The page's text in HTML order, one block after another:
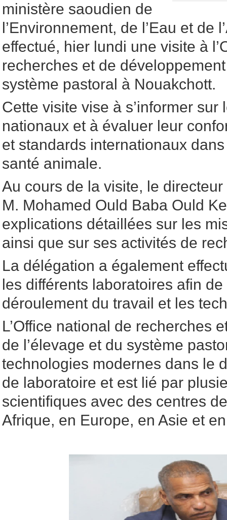
ministère saoudien de
l’Environnement, de l’Eau et de
effectué, hier lundi une visite à
recherches et de
système pastoral à Nouakchott.
Cette visite vise à s’informer sur
nationaux et à évaluer leur
et standards internationaux
santé animale.
Au cours de la visite, le directeur
M. Mohamed Ould Baba Ould
explications détaillées sur les
ainsi que sur ses activités de
La délégation a également
les différents laboratoires afin de
déroulement du travail et les
L’Office national de recherches
de l’élevage et du système
technologies modernes dans le
de laboratoire et est lié par
scientifiques avec des centres
Afrique, en Europe, en Asie et